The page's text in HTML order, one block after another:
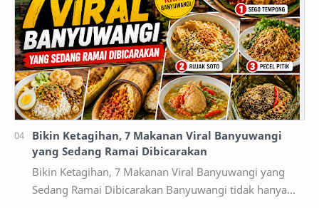
Bikin Ketagihan, 7 Makanan Viral Banyuwangi
yang Sedang Ramai Dibicarakan
Bikin Ketagihan, 7 Makanan Viral Banyuwangi yang
Sedang Ramai Dibicarakan Banyuwangi tidak hanya